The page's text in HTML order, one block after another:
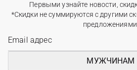
Первыми узнайте новости,
*Скидки не суммируются с другими
предложениями.
МУЖЧИНАМ